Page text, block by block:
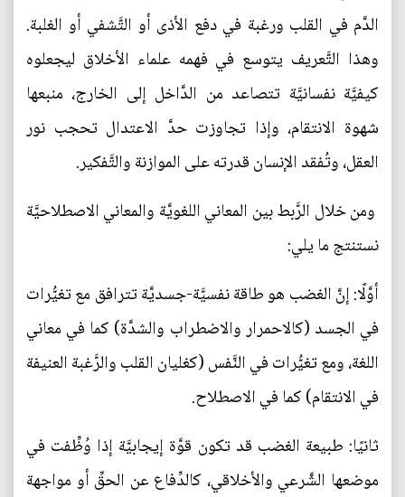
الدَّم في القلب ورغبة في دفع الأذى أو التَّشفي أو الغلبة.
وهذا التَّعريف يتوسع في فهمه علماء الأخلاق ليجعلوه
كيفيَّة نفسانيَّة تتصاعد من الدَّاخل إلى الخارج، منبعها
شهوة الانتقام، وإذا تجاوزت حدَّ الاعتدال تحجب نور
العقل، وتُفقد الإنسان قدرته على الموازنة والتَّفكير.
ومن خلال الرَّبط بين المعاني اللغويَّة والمعاني الاصطلاحيَّة
نستنتج ما يلي:
أوَّلًا: إنَّ الغضب هو طاقة نفسيَّة-جسديَّة تترافق مع تغيُّرات
في الجسد (كالاحمرار والاضطراب والشدَّة) كما في معاني
اللغة، ومع تغيُّرات في النَّفس (كغليان القلب والرَّغبة العنيفة
في الانتقام) كما في الاصطلاح.
ثانيًا: طبيعة الغضب قد تكون قوَّة إيجابيَّة إذا وُظِّفت في
موضعها الشَّرعي والأخلاقي، كالدِّفاع عن الحقِّ أو مواجهة